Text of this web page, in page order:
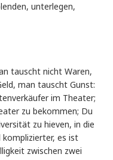
unterlegen,
tauscht nicht Waren,
man tauscht Gunst:
im Theater;
zu bekommen; Du
zu hieven, in die
es ist
zwischen zwei